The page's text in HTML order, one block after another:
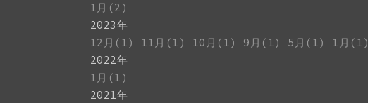
1月(2)
2023年
12月(1)
11月(1) 10月(1) 9月(1) 5月(1)
1月(1)
2022年
1月(1)
2021年